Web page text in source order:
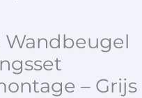
Wandbeugel
– Grijs